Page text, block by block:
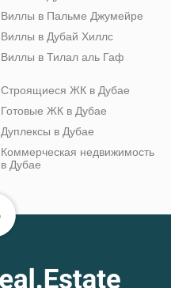
Виллы в Пальме Джумейре
Виллы в Дубай Хиллс
Виллы в Тилал аль Гаф
Строящиеся ЖК в Дубае
Готовые ЖК в Дубае
Дуплексы в Дубае
Коммерческая недвижимость
в Дубае